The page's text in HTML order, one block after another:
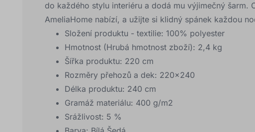
do každého stylu interiéru a dodá mu výjimečný šarm.
AmeliaHome nabízí, a užijte si klidný spánek každou
Složení produktu - textilie: 100% polyester
Hmotnost (Hrubá hmotnost zboží): 2,4 kg
Šířka produktu: 220 cm
Rozměry přehozů a dek: 220x240
Délka produktu: 240 cm
Gramáž materiálu: 400 g/m2
Srážlivost: 5 %